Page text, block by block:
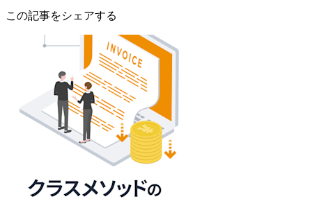
この記事をシェアする